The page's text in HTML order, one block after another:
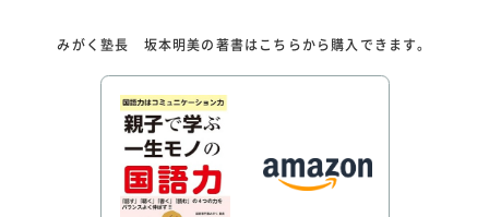
みがく塾長 坂本明美の著書はこちらから購入できます。